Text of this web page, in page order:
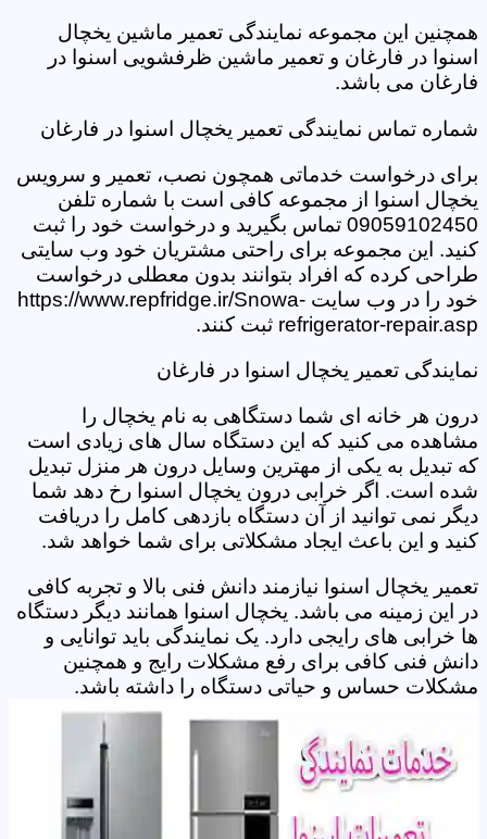
همچنین این مجموعه نمایندگی تعمیر ماشین یخچال
اسنوا در فارغان و تعمیر ماشین ظرفشویی اسنوا در
فارغان می باشد.
شماره تماس نمایندگی تعمیر یخچال اسنوا در فارغان
برای درخواست خدماتی همچون نصب، تعمیر و سرویس
یخچال اسنوا از مجموعه کافی است با شماره تلفن
09059102450 تماس بگیرید و درخواست خود را ثبت
کنید. این مجموعه برای راحتی مشتریان خود وب سایتی
طراحی کرده که افراد بتوانند بدون معطلی درخواست
خود را در وب سایت https://www.repfridge.ir/Snowa-
refrigerator-repair.asp ثبت کنند.
نمایندگی تعمیر یخچال اسنوا در فارغان
درون هر خانه ای شما دستگاهی به نام یخچال را
مشاهده می کنید که این دستگاه سال های زیادی است
که تبدیل به یکی از مهترین وسایل درون هر منزل تبدیل
شده است. اگر خرابی درون یخچال اسنوا رخ دهد شما
دیگر نمی توانید از آن دستگاه بازدهی کامل را دریافت
کنید و این باعث ایجاد مشکلاتی برای شما خواهد شد.
تعمیر یخچال اسنوا نیازمند دانش فنی بالا و تجربه کافی
در این زمینه می باشد. یخچال اسنوا همانند دیگر دستگاه
ها خرابی های رایجی دارد. یک نمایندگی باید توانایی و
دانش فنی کافی برای رفع مشکلات رایج و همچنین
مشکلات حساس و حیاتی دستگاه را داشته باشد.